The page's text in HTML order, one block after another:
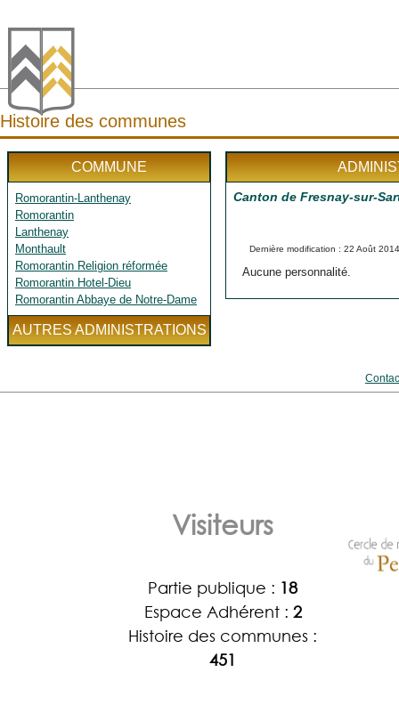
Histoire des communes
COMMUNE
Romorantin-Lanthenay
Romorantin
Lanthenay
Monthault
Romorantin Religion réformée
Romorantin Hotel-Dieu
Romorantin Abbaye de Notre-Dame
AUTRES ADMINISTRATIONS
Canton de Fresnay-sur-
Dernière modification : 22 Août 2014
Aucune personnalité.
Visiteurs
Partie publique : 18
Espace Adhérent : 2
Histoire des communes :
451